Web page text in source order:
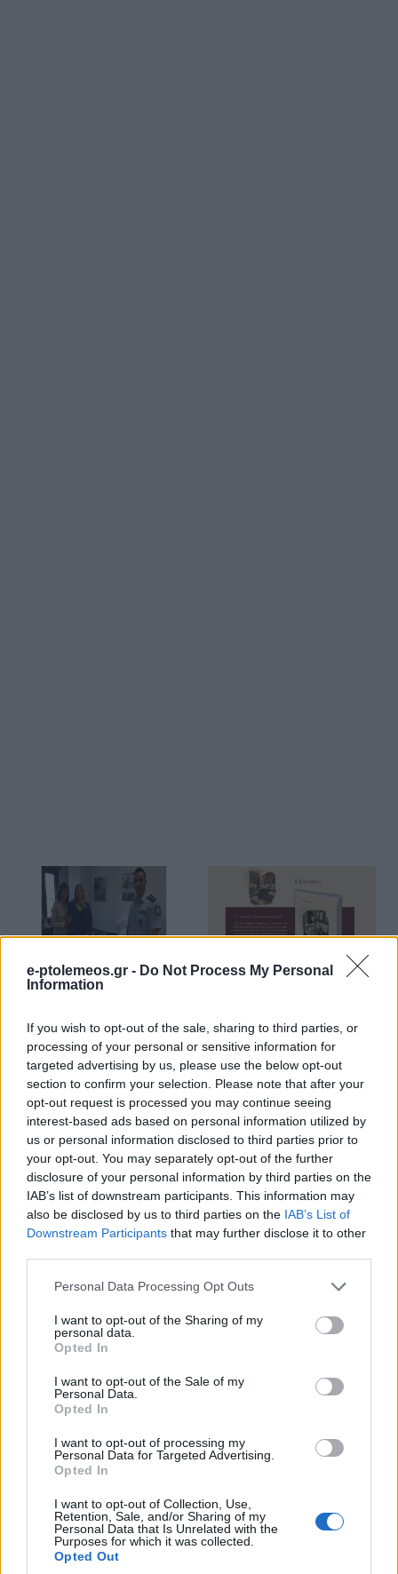
e-ptolemeos.gr - Do Not Process My Personal
Information
If you wish to opt-out of the sale, sharing to third parties, or
processing of your personal or sensitive information for
targeted advertising by us, please use the below opt-out
section to confirm your selection. Please note that after your
opt-out request is processed you may continue seeing
interest-based ads based on personal information utilized by
us or personal information disclosed to third parties prior to
your opt-out. You may separately opt-out of the further
disclosure of your personal information by third parties on the
IAB’s list of downstream participants. This information may
also be disclosed by us to third parties on the IAB’s List of
Downstream Participants that may further disclose it to other
Please note that this website/app uses one or more Google
not limited to your visit or usage behaviour. You may click to
grant or deny consent to Google and its third-party tags to
use your data for below specified purposes in below Google
consent section.
Personal Data Processing Opt Outs
I want to opt-out of the Sharing of my
personal data.
Opted In
I want to opt-out of the Sale of my
Personal Data.
Opted In
I want to opt-out of processing my
Personal Data for Targeted Advertising.
Opted In
I want to opt-out of Collection, Use,
Retention, Sale, and/or Sharing of my
Personal Data that Is Unrelated with the
Purposes for which it was collected.
Opted Out
ΑΣΤΥΝΟΜΙΚΌ ΔΕΛΤΊΟ
Συλλόγου στο Γραφείο
Αντιμετώπισης
Ενδοοικογενειακής
Βίας του Αστυνομικού
Τμήματος Γρεβενών
9 Αυγούστου 2026, 9:31 πμ
ΚΟΙΝΩΝΊΑ
το νέο βιβλίο του Β. Π.
Καραγιάννη «Ήμερη
Βιβλιοκλινοπάλη» από
τις Εκδόσεις
Παρέμβαση
9 Αυγούστου 2026, 9:00 πμ
Οι μουσικές επιλογές
του e-ptolemeos.gr:
Mireille Mathieu &
Patrick Duffy –
Together We’re Strong
(1983)
8 Αυγούστου 2026, 9:00 μμ
Δόμνα Μιχαηλίδου:
Στις 24 Αυγούστου
για τον Προσωπικό